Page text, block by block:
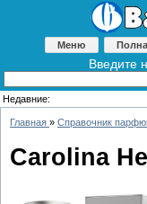
Меню
Введите
Недавние:
Главная » Справочник
Carolina